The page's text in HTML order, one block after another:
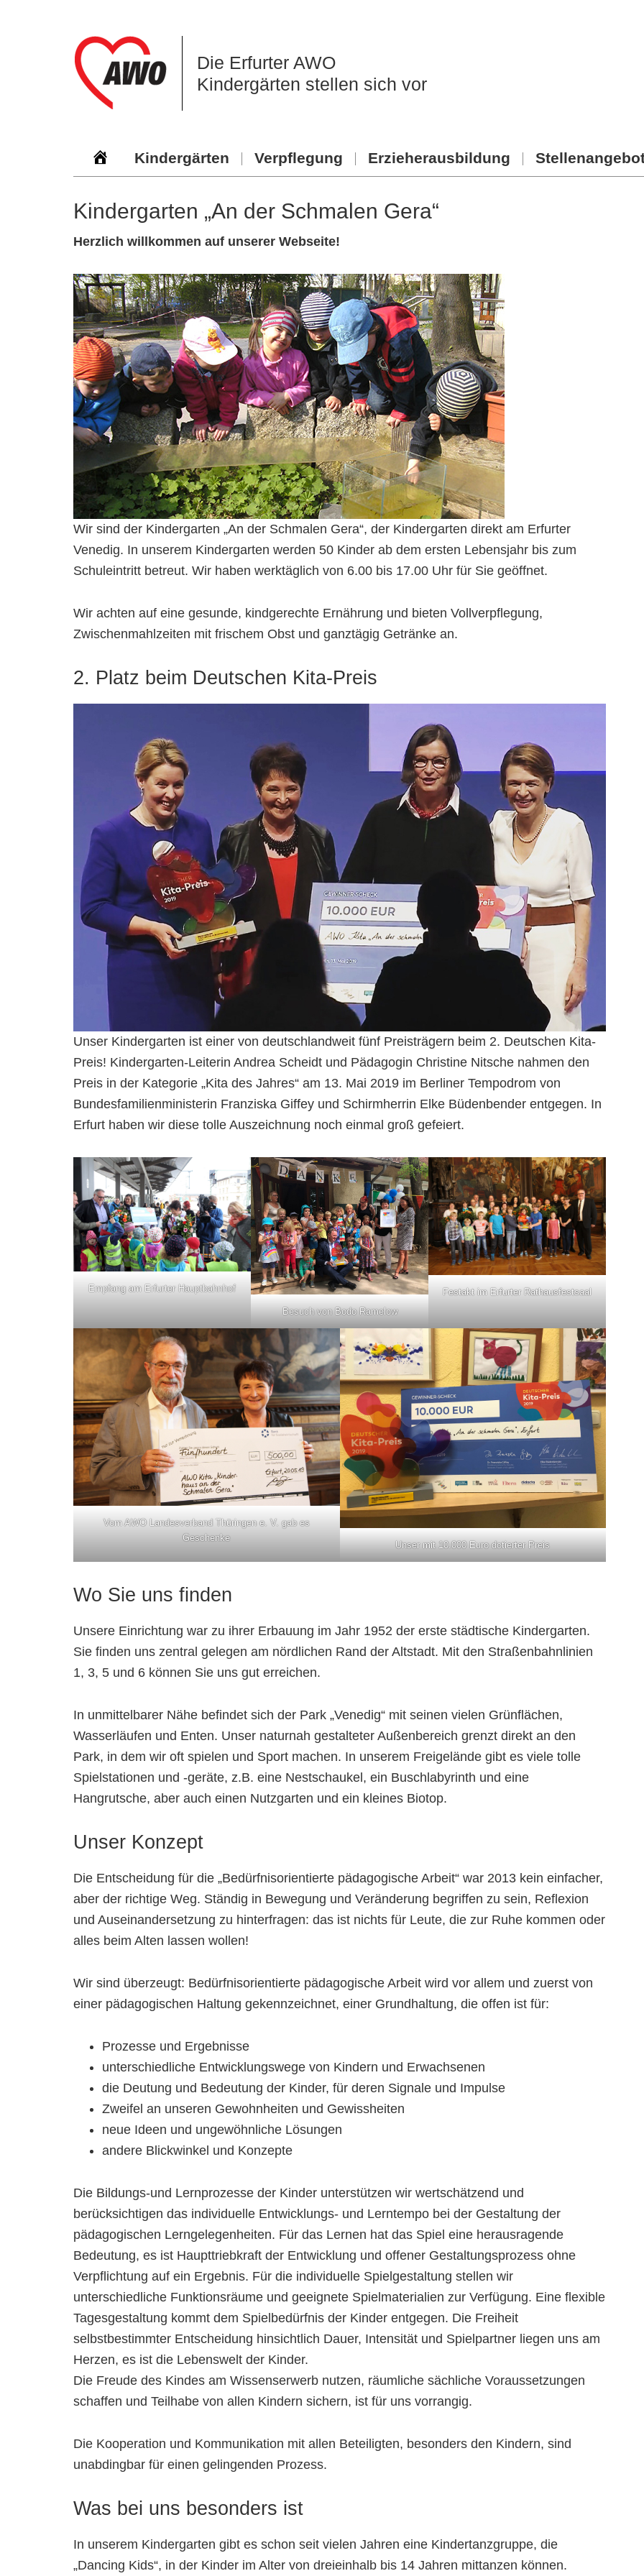
Die Erfurter AWO
Kindergärten stellen sich vor
Kindergärten Verpflegung Erzieherausbildung
Kindergarten „An der Schmalen Gera“
Herzlich willkommen auf unserer Webseite!
Wir sind der Kindergarten „An der Schmalen Gera“, der Kindergarten direkt am Erfurter
Venedig. In unserem Kindergarten werden 50 Kinder ab dem ersten Lebensjahr bis zum
Schuleintritt betreut. Wir haben werktäglich von 6.00 bis 17.00 Uhr für Sie geöffnet.
Wir achten auf eine gesunde, kindgerechte Ernährung und bieten Vollverpflegung,
Zwischenmahlzeiten mit frischem Obst und ganztägig Getränke an.
2. Platz beim Deutschen Kita-Preis
Unser Kindergarten ist einer von deutschlandweit fünf Preisträgern beim 2. Deutschen Kita-
Preis! Kindergarten-Leiterin Andrea Scheidt und Pädagogin Christine Nitsche nahmen den
Preis in der Kategorie „Kita des Jahres“ am 13. Mai 2019 im Berliner Tempodrom von
Bundesfamilienministerin Franziska Giffey und Schirmherrin Elke Büdenbender entgegen. In
Erfurt haben wir diese tolle Auszeichnung noch einmal groß gefeiert.
Empfang am Erfurter Hauptbahnhof
Besuch von Bodo Ramelow
Festakt im Erfurter Rathausfestsaal
Vom AWO Landesverband Thüringen e. V. gab es
Geschenke
Unser mit 10.000 Euro dotierter Preis
Wo Sie uns finden
Unsere Einrichtung war zu ihrer Erbauung im Jahr 1952 der erste städtische Kindergarten.
Sie finden uns zentral gelegen am nördlichen Rand der Altstadt. Mit den Straßenbahnlinien
1, 3, 5 und 6 können Sie uns gut erreichen.
In unmittelbarer Nähe befindet sich der Park „Venedig“ mit seinen vielen Grünflächen,
Wasserläufen und Enten. Unser naturnah gestalteter Außenbereich grenzt direkt an den
Park, in dem wir oft spielen und Sport machen. In unserem Freigelände gibt es viele tolle
Spielstationen und -geräte, z.B. eine Nestschaukel, ein Buschlabyrinth und eine
Hangrutsche, aber auch einen Nutzgarten und ein kleines Biotop.
Unser Konzept
Die Entscheidung für die „Bedürfnisorientierte pädagogische Arbeit“ war 2013 kein einfacher,
aber der richtige Weg. Ständig in Bewegung und Veränderung begriffen zu sein, Reflexion
und Auseinandersetzung zu hinterfragen: das ist nichts für Leute, die zur Ruhe kommen oder
alles beim Alten lassen wollen!
Wir sind überzeugt: Bedürfnisorientierte pädagogische Arbeit wird vor allem und zuerst von
einer pädagogischen Haltung gekennzeichnet, einer Grundhaltung, die offen ist für:
Prozesse und Ergebnisse
unterschiedliche Entwicklungswege von Kindern und Erwachsenen
die Deutung und Bedeutung der Kinder, für deren Signale und Impulse
Zweifel an unseren Gewohnheiten und Gewissheiten
neue Ideen und ungewöhnliche Lösungen
andere Blickwinkel und Konzepte
Die Bildungs-und Lernprozesse der Kinder unterstützen wir wertschätzend und
berücksichtigen das individuelle Entwicklungs- und Lerntempo bei der Gestaltung der
pädagogischen Lerngelegenheiten. Für das Lernen hat das Spiel eine herausragende
Bedeutung, es ist Haupttriebkraft der Entwicklung und offener Gestaltungsprozess ohne
Verpflichtung auf ein Ergebnis. Für die individuelle Spielgestaltung stellen wir
unterschiedliche Funktionsräume und geeignete Spielmaterialien zur Verfügung. Eine flexible
Tagesgestaltung kommt dem Spielbedürfnis der Kinder entgegen. Die Freiheit
selbstbestimmter Entscheidung hinsichtlich Dauer, Intensität und Spielpartner liegen uns am
Herzen, es ist die Lebenswelt der Kinder.
Die Freude des Kindes am Wissenserwerb nutzen, räumliche sächliche Voraussetzungen
schaffen und Teilhabe von allen Kindern sichern, ist für uns vorrangig.
Die Kooperation und Kommunikation mit allen Beteiligten, besonders den Kindern, sind
unabdingbar für einen gelingenden Prozess.
Was bei uns besonders ist
In unserem Kindergarten gibt es schon seit vielen Jahren eine Kindertanzgruppe, die
„Dancing Kids“, in der Kinder im Alter von dreieinhalb bis 14 Jahren mittanzen können.